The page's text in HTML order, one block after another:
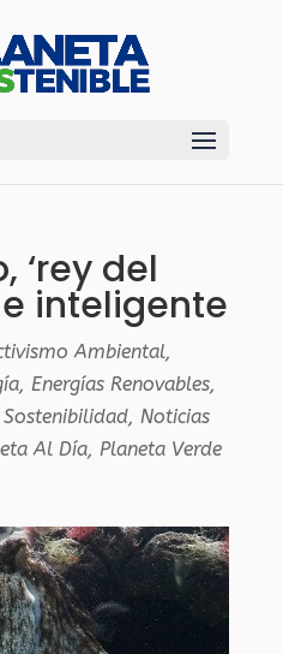
‘rey del
inteligente
Ambiental,
,Energías Renovables,
,Noticias
Al Día,Planeta Verde